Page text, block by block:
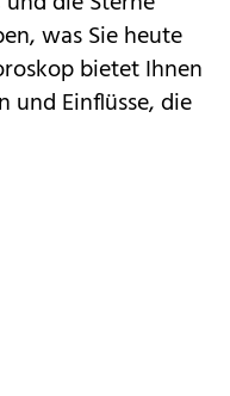
was Sie heute
bietet Ihnen
und Einflüsse, die